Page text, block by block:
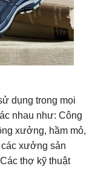
dụng trong mọi
nhau như: Công
xưởng, hầm mỏ,
xưởng sản
thợ kỹ thuật